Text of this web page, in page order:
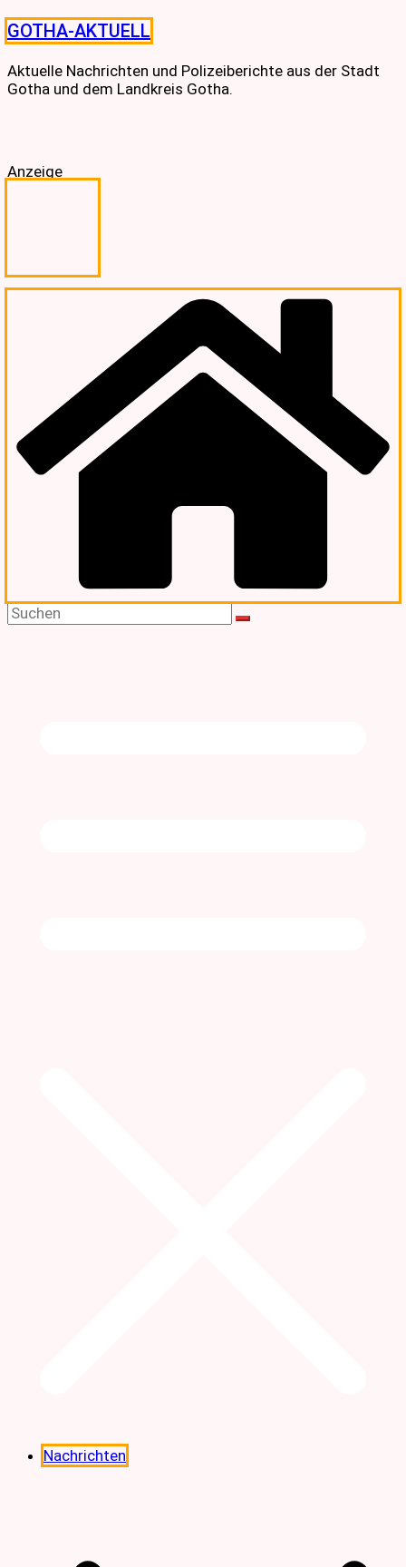
Skip
to
content
GOTHA-AKTUELL
Aktuelle Nachrichten und Polizeiberichte aus der Stadt
Gotha und dem Landkreis Gotha.
Anzeige
Nachrichten